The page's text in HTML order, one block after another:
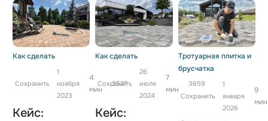
Как сделать
Сохранить
1
ноября
2023
4
мин
3527
Кейс:
Как сделать
Сохранить
26
июля
2024
7
мин
3659
Кейс:
Тротуарная плитка и
брусчатка
Сохранить
1
января
2026
9
мин